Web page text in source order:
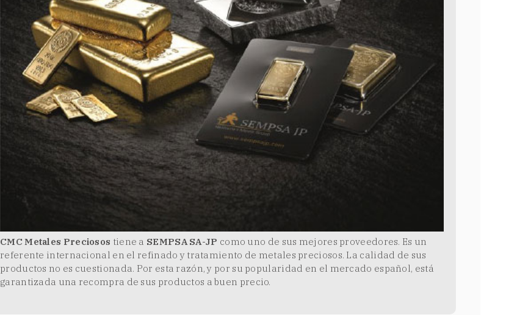
CMC Metales Preciosos tiene a SEMPSA SA-JP como uno de sus mejores proveedores. Es un
referente internacional en el refinado y tratamiento de metales preciosos. La calidad de sus
productos no es cuestionada. Por esta razón, y por su popularidad en el mercado español, está
garantizada una recompra de sus productos a buen precio.